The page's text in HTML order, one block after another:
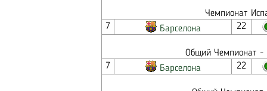
Чемпионат
7
Барселона 22
Общий Чемпионат -
7
Барселона 22